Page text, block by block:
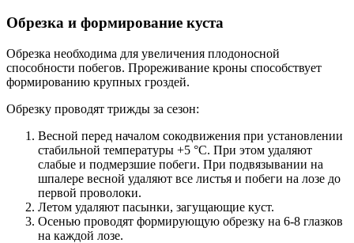
Обрезка и формирование куста
Обрезка необходима для увеличения плодоносной
способности побегов. Прореживание кроны способствует
формированию крупных гроздей.
Обрезку проводят трижды за сезон:
Весной перед началом сокодвижения при установлении
стабильной температуры +5 °C. При этом удаляют
слабые и подмерзшие побеги. При подвязывании на
шпалере весной удаляют все листья и побеги на лозе до
первой проволоки.
Летом удаляют пасынки, загущающие куст.
Осенью проводят формирующую обрезку на 6-8 глазков
на каждой лозе.